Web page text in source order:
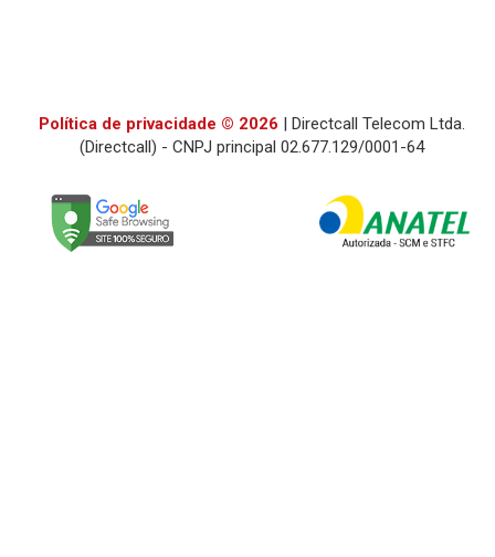
Política de privacidade © 2026 | Directcall Telecom Ltda.
(Directcall) - CNPJ principal 02.677.129/0001-64